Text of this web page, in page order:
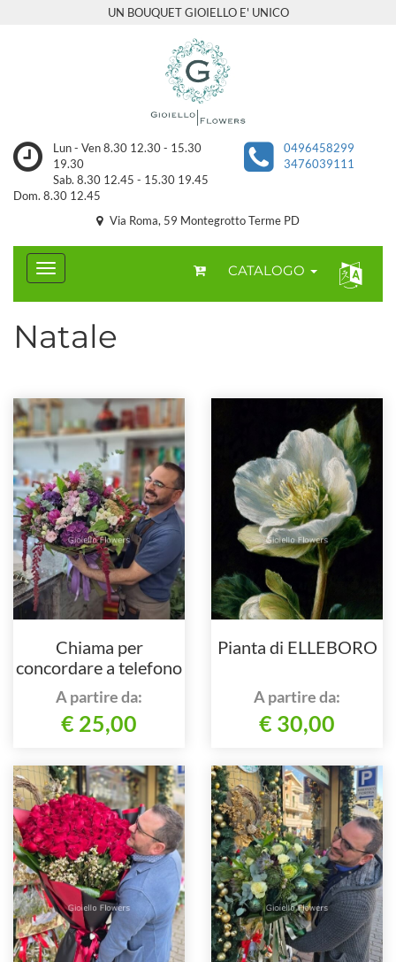
UN BOUQUET GIOIELLO E' UNICO
Lun - Ven 8.30 12.30 - 15.30
19.30
Sab. 8.30 12.45 - 15.30 19.45
Dom. 8.30 12.45
0496458299
3476039111
Via Roma, 59 Montegrotto Terme PD
CATALOGO
Natale
Chiama per
concordare a telefono
A partire da:
€ 25,00
Pianta di ELLEBORO
A partire da:
€ 30,00